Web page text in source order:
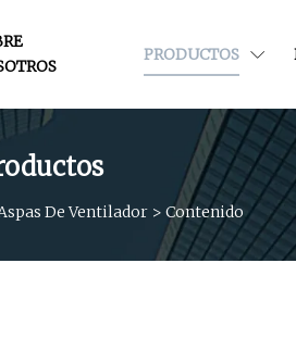
PRODUCTOS
De Ventilador > Contenido